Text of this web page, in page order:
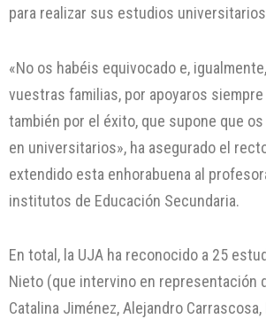
para realizar sus estudios
«No os habéis equivocado e,
vuestras familias, por apoyaros
también por el éxito, que supone que
en universitarios», ha asegurado el
extendido esta enhorabuena al
institutos de Educación Secundaria.
En total, la UJA ha reconocido a 25
Nieto (que intervino en representación
Catalina Jiménez, Alejandro Carrascosa,